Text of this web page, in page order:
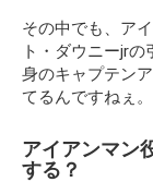
その中でも、ア
ト・ダウニーjr
身のキャプテン
てるんですねぇ。
アイアンマン
する？